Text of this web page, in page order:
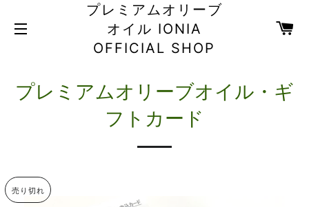
サイトメニュー
プレミアムオリーブ
オイル IONIA
OFFICIAL SHOP
プレミアムオリーブオイル・ギ
フトカード
売り切れ